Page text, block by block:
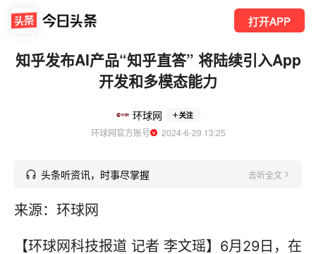
打开APP
知乎发布AI产品“知乎直答” 将陆续引入App
开发和多模态能力
环球网 关注
环球网官方账号
  2024-6-29 13:25
头条听资讯，时事尽掌握 去听全文
来源：环球网
【环球网科技报道 记者 李文瑶】6月29日，在